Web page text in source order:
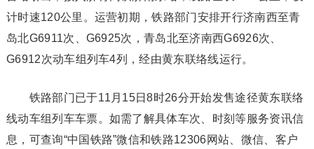
计时速120公里。运营初期，铁路部门安排开行济南西至青
岛北G6911次、G6925次，青岛北至济南西G6926次、
G6912次动车组列车4列，经由黄东联络线运行。
铁路部门已于11月15日8时26分开始发售途径黄东联络
线动车组列车车票。如需了解具体车次、时刻等服务资讯信
息，可查询“中国铁路”微信和铁路12306网站、微信、客户